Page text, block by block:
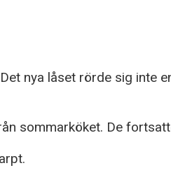
nya låset rörde sig inte
sommarköket. De